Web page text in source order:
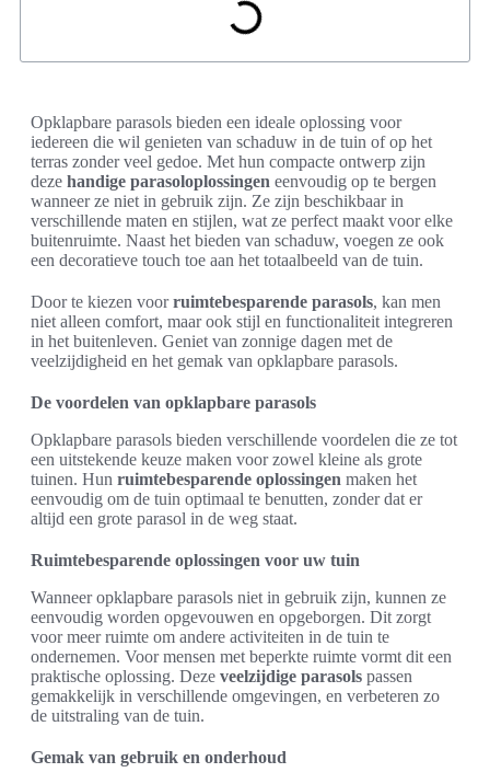
Opklapbare parasols bieden een ideale oplossing voor
iedereen die wil genieten van schaduw in de tuin of op het
terras zonder veel gedoe. Met hun compacte ontwerp zijn
deze handige parasoloplossingen eenvoudig op te bergen
wanneer ze niet in gebruik zijn. Ze zijn beschikbaar in
verschillende maten en stijlen, wat ze perfect maakt voor elke
buitenruimte. Naast het bieden van schaduw, voegen ze ook
een decoratieve touch toe aan het totaalbeeld van de tuin.
Door te kiezen voorruimtebesparende parasols, kan men
niet alleen comfort, maar ook stijl en functionaliteit integreren
in het buitenleven. Geniet van zonnige dagen met de
veelzijdigheid en het gemak van opklapbare parasols.
De voordelen van opklapbare parasols
Opklapbare parasols bieden verschillende voordelen die ze tot
een uitstekende keuze maken voor zowel kleine als grote
tuinen. Hun ruimtebesparende oplossingen maken het
eenvoudig om de tuin optimaal te benutten, zonder dat er
altijd een grote parasol in de weg staat.
Ruimtebesparende oplossingen voor uw tuin
Wanneer opklapbare parasols niet in gebruik zijn, kunnen ze
eenvoudig worden opgevouwen en opgeborgen. Dit zorgt
voor meer ruimte om andere activiteiten in de tuin te
ondernemen. Voor mensen met beperkte ruimte vormt dit een
praktische oplossing. Deze veelzijdige parasols passen
gemakkelijk in verschillende omgevingen, en verbeteren zo
de uitstraling van de tuin.
Gemak van gebruik en onderhoud